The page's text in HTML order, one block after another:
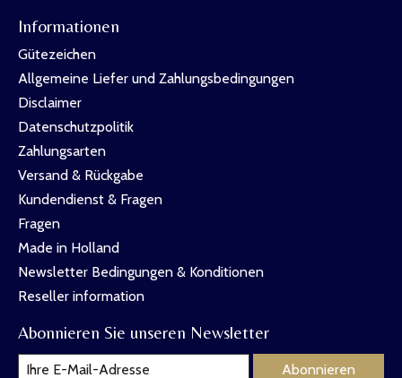
Informationen
Gütezeichen
Allgemeine Liefer und Zahlungsbedingungen
Disclaimer
Datenschutzpolitik
Zahlungsarten
Versand & Rückgabe
Kundendienst & Fragen
Fragen
Made in Holland
Newsletter Bedingungen & Konditionen
Reseller information
Abonnieren Sie unseren Newsletter
Abonnieren